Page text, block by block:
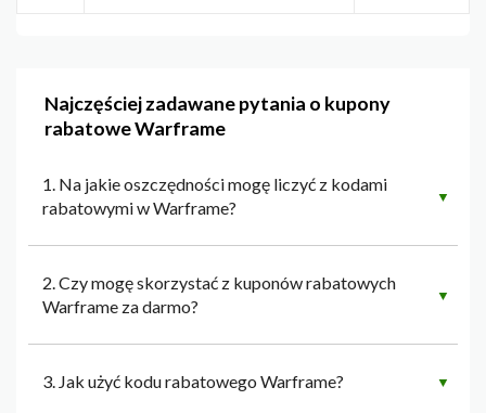
Najczęściej zadawane pytania o kupony
rabatowe Warframe
1. Na jakie oszczędności mogę liczyć z kodami
rabatowymi w Warframe?
▼
2. Czy mogę skorzystać z kuponów rabatowych
Warframe za darmo?
▼
3. Jak użyć kodu rabatowego Warframe? ▼